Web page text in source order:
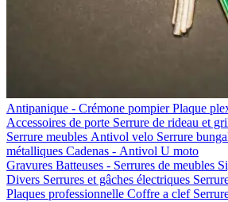
Antipanique - Crémone pompierPlaque
Accessoires de porte Serrure de rideau et
Serrure meubles Antivol velo Serrure
métalliques Cadenas - Antivol U moto
Gravures Batteuses - Serrures de meubles
Divers Serrures et gâches électriques
Plaques professionnelle Coffre a clef